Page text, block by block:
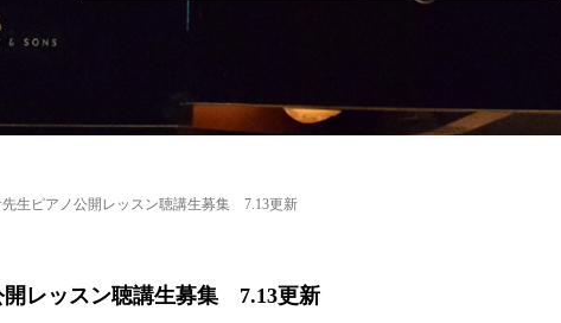
先生ピアノ公開レッスン聴講生募集 7.13更新
開レッスン聴講生募集 7.13更新